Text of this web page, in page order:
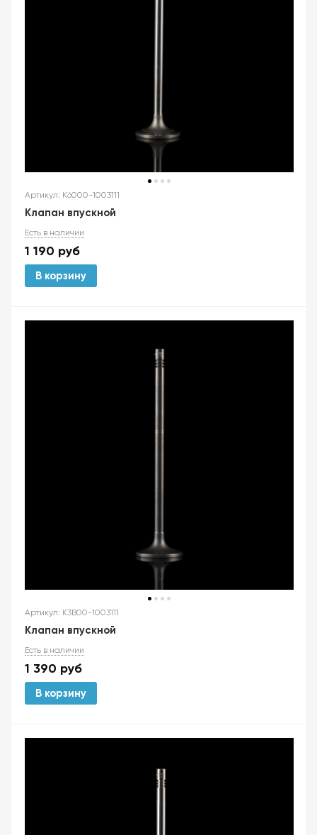
Артикул: K6000-1003111
Клапан впускной
Есть в наличии
1 190 руб
В корзину
Артикул: K3B00-1003111
Клапан впускной
Есть в наличии
1 390 руб
В корзину